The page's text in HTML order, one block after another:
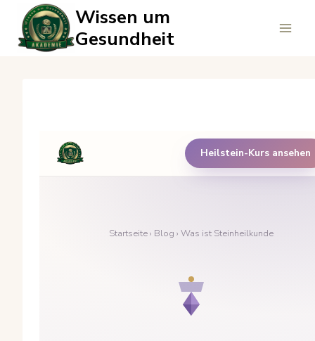
Inhalt
springen
Wissen um
Gesundheit
Heilstein-Kurs ansehen
Startseite› Blog › Was ist Steinheilkunde